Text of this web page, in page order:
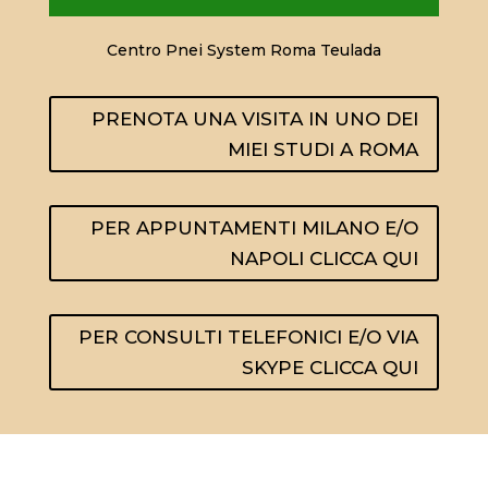
Centro Pnei System Roma Teulada
PRENOTA UNA VISITA IN UNO DEI
MIEI STUDI A ROMA
PER APPUNTAMENTI MILANO E/O
NAPOLI CLICCA QUI
PER CONSULTI TELEFONICI E/O VIA
SKYPE CLICCA QUI